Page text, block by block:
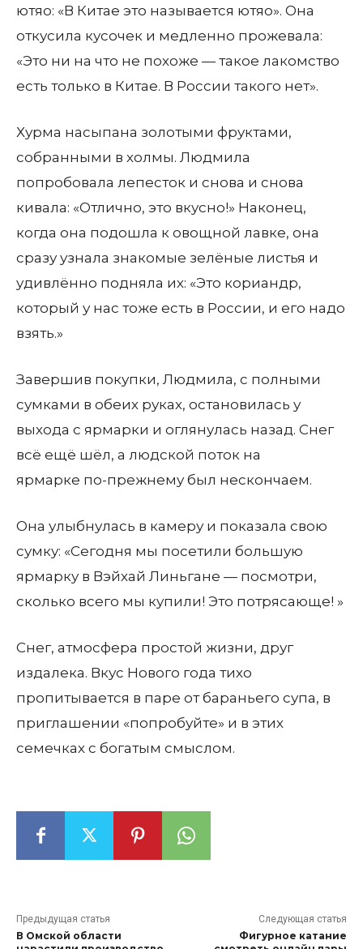
ютяо: «В Китае это называется ютяо». Она
откусила кусочек и медленно прожевала:
«Это ни на что не похоже — такое лакомство
есть только в Китае. В России такого нет».
Хурма насыпана золотыми фруктами,
собранными в холмы. Людмила
попробовала лепесток и снова и снова
кивала: «Отлично, это вкусно!» Наконец,
когда она подошла к овощной лавке, она
сразу узнала знакомые зелёные листья и
удивлённо подняла их: «Это кориандр,
который у нас тоже есть в России, и его надо
взять.»
Завершив покупки, Людмила, с полными
сумками в обеих руках, остановилась у
выхода с ярмарки и оглянулась назад. Снег
всё ещё шёл, а людской поток на
ярмарке по-прежнему был нескончаем.
Она улыбнулась в камеру и показала свою
сумку: «Сегодня мы посетили большую
ярмарку в Вэйхай Линьгане — посмотри,
сколько всего мы купили! Это потрясающе! »
Снег, атмосфера простой жизни, друг
издалека. Вкус Нового года тихо
пропитывается в паре от бараньего супа, в
приглашении «попробуйте» и в этих
семечках с богатым смыслом.
Предыдущая статья
В Омской области
Следующая статья
Фигурное катание